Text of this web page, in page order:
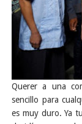
Querer a una
sencillo para
es muy duro. Ya